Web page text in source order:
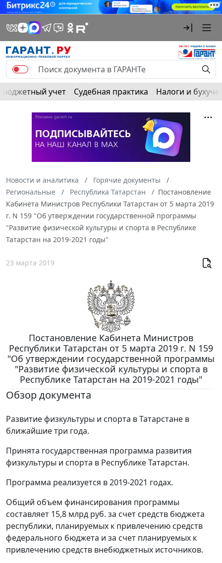
Бюджетный учет Судебная практика Налоги и
Новости и аналитика
Горячие документы
Региональные
Республика Татарстан
Постановление
Кабинета Министров Республики Татарстан от 5 марта 2019
г. N 159 "Об утверждении государственной программы
"Развитие физической культуры и спорта в Республике
Татарстан на 2019-2021 годы"
23 марта 2019
Постановление Кабинета Министров
Республики Татарстан от 5 марта 2019 г. N 159
"Об утверждении государственной программы
"Развитие физической культуры и спорта в
Республике Татарстан на 2019-2021 годы"
Обзор документа
Развитие физкультуры и спорта в Татарстане в
ближайшие три года.
Принята государственная программа развития
физкультуры и спорта в Республике Татарстан.
Программа реализуется в 2019-2021 годах.
Общий объем финансирования программы
составляет 15,8 млрд руб. за счет средств бюджета
республики, планируемых к привлечению средств
федерального бюджета и за счет планируемых к
привлечению средств внебюджетных источников.